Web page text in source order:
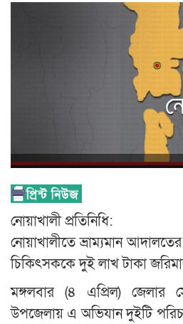
নোয়াখালী প্রতিনিধি:
নোয়াখালীতে ভ্রাম্যমান
চিকিৎসককে দুই লাখ টাকা
মঙ্গলবার (৪ এপ্রিল) জেলার
উপজেলায় এ অভিযান দুইটি